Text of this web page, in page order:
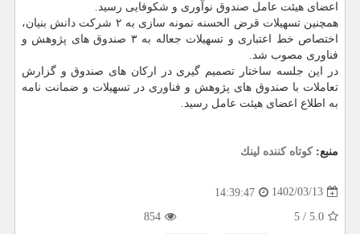
اعضای هیئت عامل صندوق نوآوری و شکوفایی رسید.
همچنین تسهیلات قرض الحسنه نمونه سازی به ۲ شرکت دانش بنیان،
اختصاص خط اعتباری و تسهیلات جعاله به ۳ صندوق های پژوهش و
فناوری مصوب شد.
در این جلسه ساختار تصمیم گیری در ارکان های صندوق و گزارش
تعاملات با صندوق های پژوهش و فناوری در تسهیلات و ضمانت نامه
به اطلاع اعضای هیئت عامل رسید.
منبع: كوتاه كننده لینك
1402/03/13
14:39:47
5.0
/
5
854